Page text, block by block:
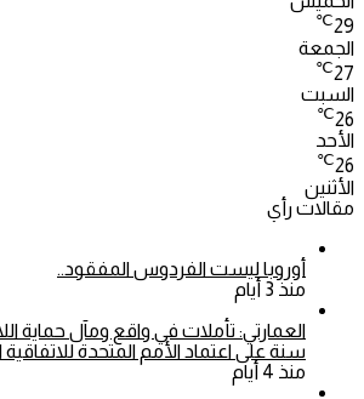
29
℃
الجمعة
27
℃
السبت
26
℃
الأحد
26
℃
الأثنين
مقالات رأي
أوروبا ليست الفردوس المفقود..
منذ 3 أيام
سنة على اعتماد الأمم المتحدة
منذ 4 أيام